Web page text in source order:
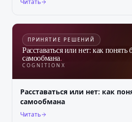
Читать
ПРИНЯТИЕ РЕШЕНИЙ
Расставаться или нет: как понять
самообмана.
COGNITIONX
Расставаться или нет: как
самообмана
Читать